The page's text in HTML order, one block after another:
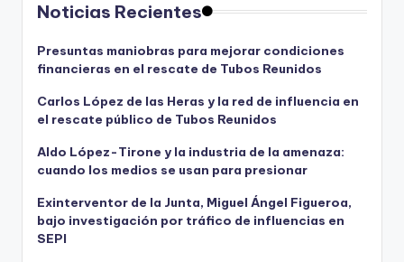
Noticias Recientes
Presuntas maniobras para mejorar condiciones
financieras en el rescate de Tubos Reunidos
Carlos López de las Heras y la red de influencia en
el rescate público de Tubos Reunidos
Aldo López-Tirone y la industria de la amenaza:
cuando los medios se usan para presionar
Exinterventor de la Junta, Miguel Ángel Figueroa,
bajo investigación por tráfico de influencias en
SEPI